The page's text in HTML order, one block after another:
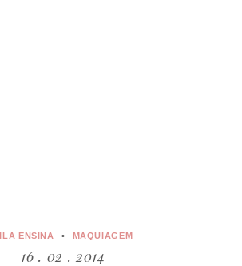
ENSINA MAQUIAGEM
16 . 02 . 2014